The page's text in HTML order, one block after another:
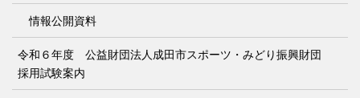
情報公開資料
令和６年度 公益財団法人成田市スポーツ・みどり振興財団
採用試験案内